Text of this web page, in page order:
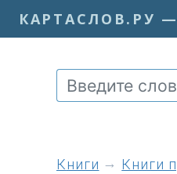
КАРТАСЛОВ.РУ —
книги Книги